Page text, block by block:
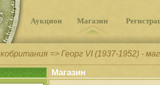
Аукцион Магазин
=> Георг VI (1937-1952) -
Магазин